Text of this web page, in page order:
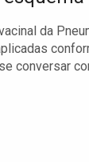
da
conversar